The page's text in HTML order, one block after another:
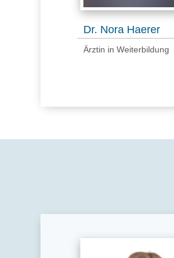
Dr. Nora Haerer
Ärztin in Weiterbildung